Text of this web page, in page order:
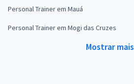
Personal Trainer em Mauá
Personal Trainer em Mogi das Cruzes
Mostrar mais